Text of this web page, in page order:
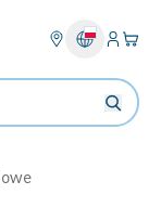
Login